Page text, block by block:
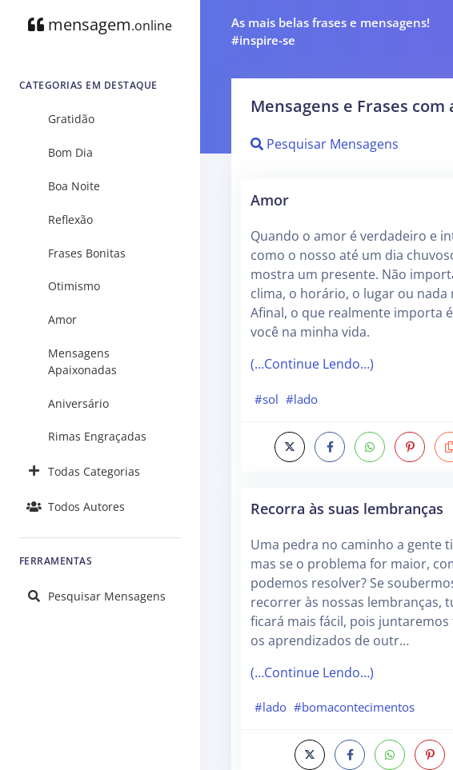
mensagem.online
CATEGORIAS EM DESTAQUE
Gratidão
Bom Dia
Boa Noite
Reflexão
Frases Bonitas
Otimismo
Amor
Mensagens
Apaixonadas
Aniversário
Rimas Engraçadas
Todas Categorias
Todos Autores
FERRAMENTAS
Pesquisar Mensagens
As mais belas frases e mensagens!
#inspire-se
Mensagens e Frases com
Pesquisar Mensagens
Amor
Quando o amor é verdadeiro e
como o nosso até um dia
mostra um presente. Não
clima, o horário, o lugar ou nada
Afinal, o que realmente importa
você na minha vida.
(…Continue Lendo…)
#sol #lado
Recorra às suas lembranças
Uma pedra no caminho a gente
mas se o problema for maior,
podemos resolver? Se
recorrer às nossas lembranças,
ficará mais fácil, pois juntaremos
os aprendizados de outr…
(…Continue Lendo…)
#lado #bomacontecimentos